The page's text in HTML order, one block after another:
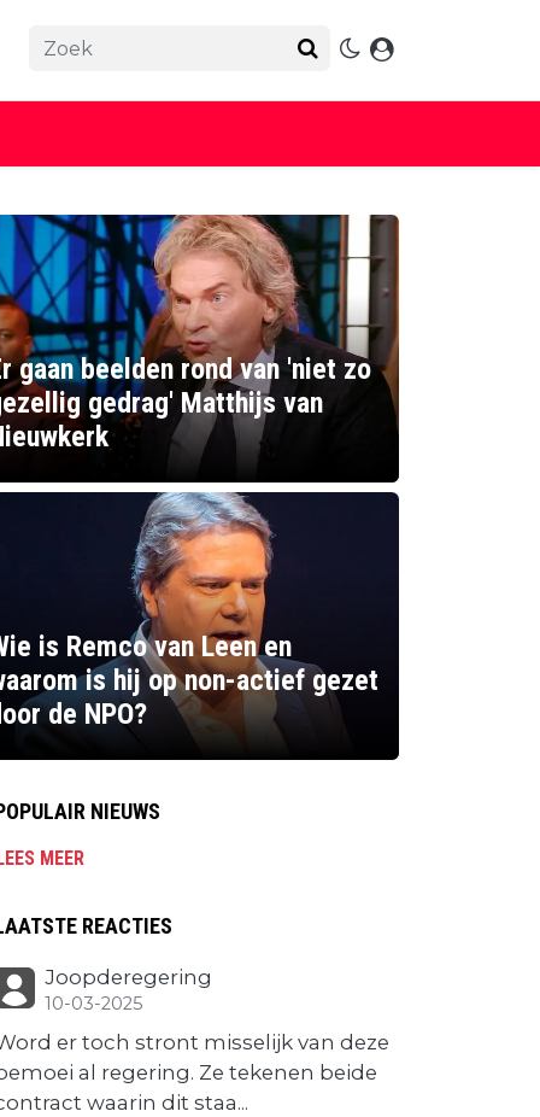
gaan beelden rond van 'niet zo
gedrag' Matthijs van
is Remco van Leen en
is hij op non-actief gezet
de NPO?
NIEUWS
LEES MEER
REACTIES
Joopderegering
10-03-2025
er toch stront misselijk van deze
al regering. Ze tekenen beide
waarin dit staa...